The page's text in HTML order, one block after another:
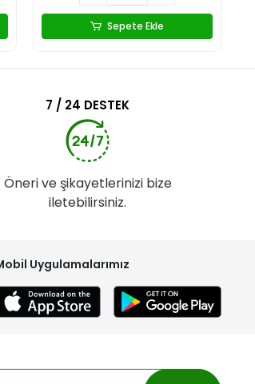
Sepete Ekle
7 / 24 DESTEK
Öneri ve şikayetlerinizi bize
iletebilirsiniz.
Uygulamalarımız